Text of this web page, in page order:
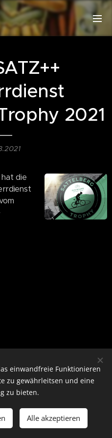
2021
hat die
Cookies
einwandfreie Funktionieren
zu gewährleitsen und eine
zu bieten.
Alle akzeptieren